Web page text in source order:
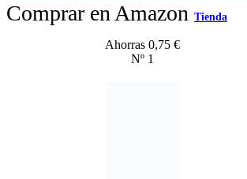
Comprar en Amazon Tienda
Ahorras 0,75 €
Nº 1